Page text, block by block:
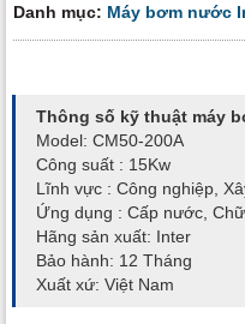
Danh mục: Máy bơm nước
Thông số kỹ thuật máy
Model: CM50-200A
Công suất : 15Kw
Lĩnh vực : Công nghiệp,
Ứng dụng : Cấp nước,
Hãng sản xuất: Inter
Bảo hành: 12 Tháng
Xuất xứ: Việt Nam